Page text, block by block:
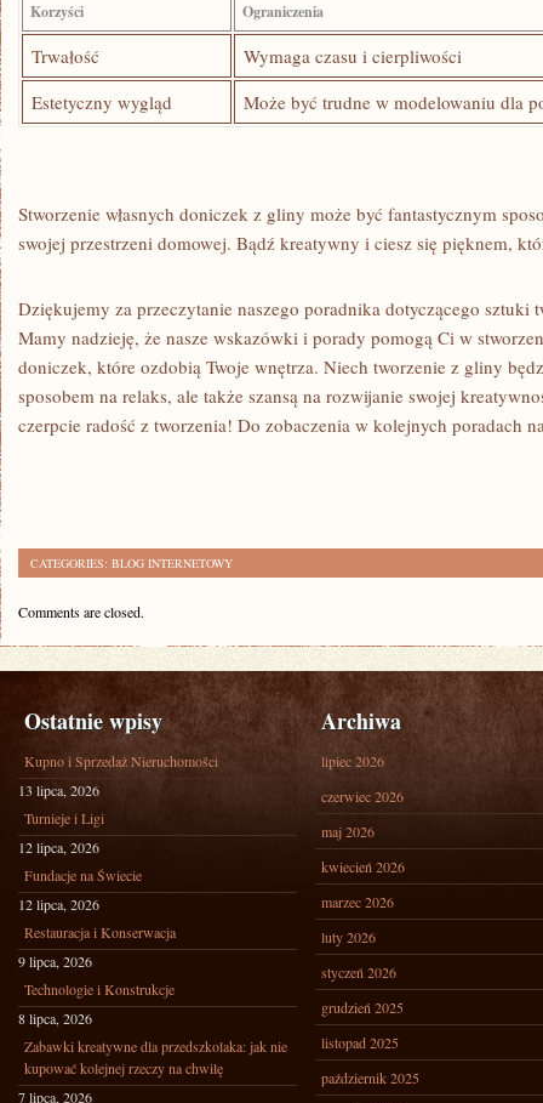
Korzyści Ograniczenia
Trwałość
Wymaga czasu⁤ i ⁣cierpliwości
Estetyczny wygląd
Może być trudne w​ modelowaniu dla
Stworzenie własnych doniczek⁤ z gliny może być fantastycznym
swojej przestrzeni domowej. Bądź kreatywny i ciesz się ‍pięknem,
Dziękujemy za przeczytanie naszego ⁤poradnika dotyczącego sztuki
Mamy ⁢nadzieję, że nasze wskazówki i porady pomogą ‌Ci w
doniczek, które ozdobią Twoje wnętrza.⁣ Niech tworzenie‍ z ‌gliny
⁤sposobem na relaks, ale także szansą na rozwijanie swojej‍
czerpcie radość z tworzenia! Do zobaczenia‌ w kolejnych poradach
CATEGORIES: BLOG INTERNETOWY
Comments are closed.
Ostatnie wpisy
Kupno i Sprzedaż Nieruchomości
13 lipca, 2026
Turnieje i Ligi
12 lipca, 2026
Fundacje na Świecie
12 lipca, 2026
Restauracja i Konserwacja
9 lipca, 2026
Technologie i Konstrukcje
8 lipca, 2026
Zabawki kreatywne dla przedszkolaka: jak nie
kupować kolejnej rzeczy na chwilę
7 lipca, 2026
Archiwa
lipiec 2026
czerwiec 2026
maj 2026
kwiecień 2026
marzec 2026
luty 2026
styczeń 2026
grudzień 2025
listopad 2025
październik 2025